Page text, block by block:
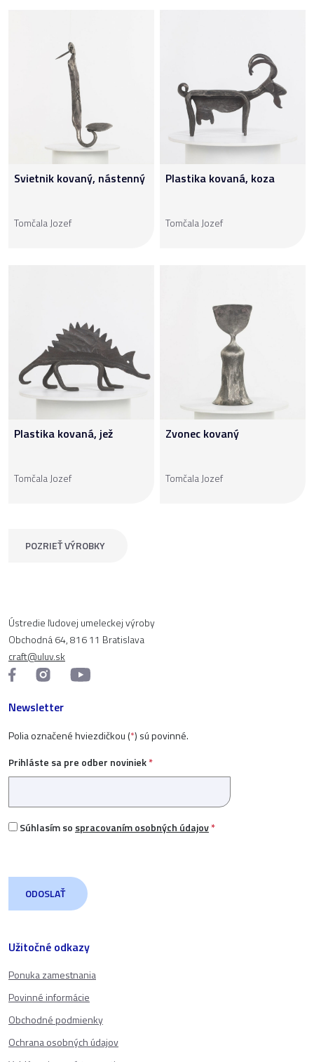
Svietnik kovaný, nástenný
Tomčala Jozef
Plastika kovaná, koza
Tomčala Jozef
Plastika kovaná, jež
Tomčala Jozef
Zvonec kovaný
Tomčala Jozef
POZRIEŤ VÝROBKY
Užitočné odkazy
Ponuka zamestnania
Povinné informácie
Obchodné podmienky
Ochrana osobných údajov
Ústredie ľudovej umeleckej výroby
Obchodná 64, 816 11 Bratislava
craft@uluv.sk
Newsletter
Polia označené hviezdičkou (*) sú povinné.
Prihláste sa pre odber noviniek*
Súhlasím so spracovaním osobných údajov*